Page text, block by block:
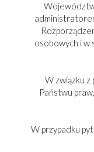
osobowych i w
W związku z
Państwu
W przypadku